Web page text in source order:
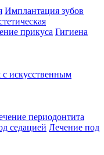
Имплантация зубов
прикуса Гигиена
с искусственным
периодонтита
седацией Лечение под